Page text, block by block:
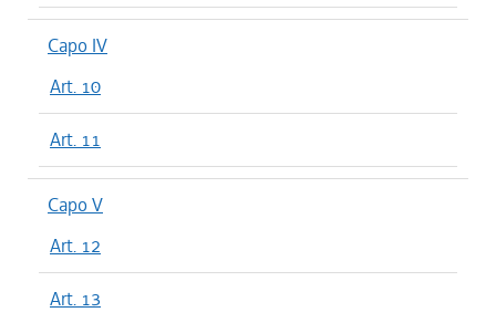
Capo IV
Art. 10
Art. 11
Capo V
Art. 12
Art. 13